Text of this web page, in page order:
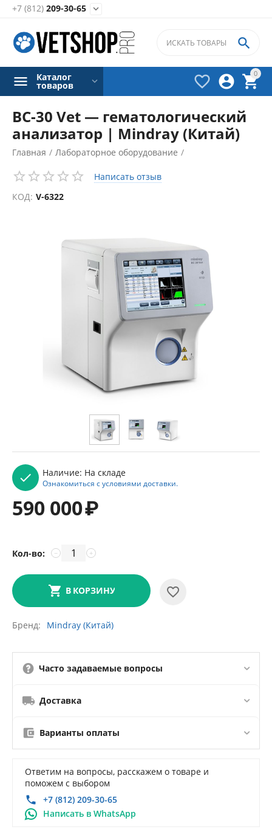
+7 (812) 209-30-65 
0




Каталог
товаров
BC-30 Vet — гематологический
анализатор | Mindray (Китай)
Главная / Лабораторное оборудование /
Гематологические анализаторы /
Написать отзыв
КОД: V-6322
Наличие: На складе
Ознакомиться с условиями доставки.
590 000₽
Кол-во: +
−
В КОРЗИНУ
Бренд Mindray (Китай)
Часто задаваемые вопросы
Доставка
Варианты оплаты
Ответим на вопросы, расскажем о товаре и
поможем с выбором
+7 (812) 209-30-65
Написать в WhatsApp